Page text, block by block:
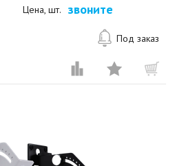
Цена, шт. звоните
Под заказ